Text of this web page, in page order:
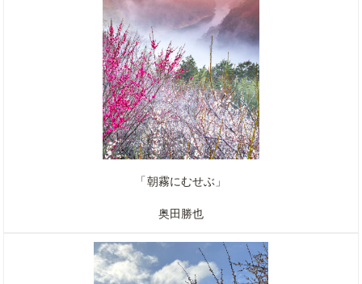
「朝霧にむせぶ」
奥田勝也